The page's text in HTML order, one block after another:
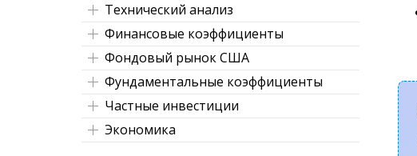
Технический анализ
Финансовые коэффициенты
Фондовый рынок США
Фундаментальные коэффициенты
Частные инвестиции
Экономика